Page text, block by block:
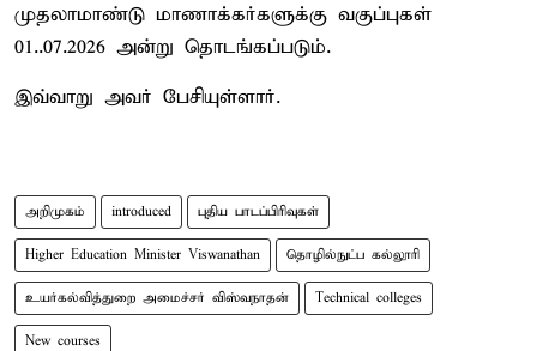
முதலாமாண்டு மாணாக்கர்களுக்கு வகுப்புகள்
01..07.2026 அன்று தொடங்கப்படும்.
இவ்வாறு அவர் பேசியுள்ளார்.
அறிமுகம் introduced புதிய பாடப்பிரிவுகள்
Higher Education Minister Viswanathan தொழில்நுட்ப கல்லூரி
உயர்கல்வித்துறை அமைச்சர் விஸ்வநாதன் Technical colleges
New courses